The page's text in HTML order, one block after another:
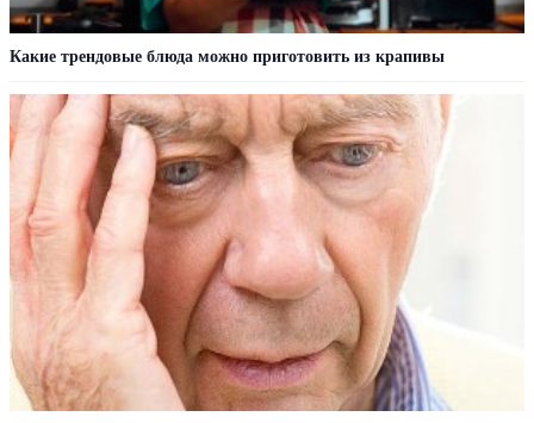
Какие трендовые блюда можно приготовить из крапивы